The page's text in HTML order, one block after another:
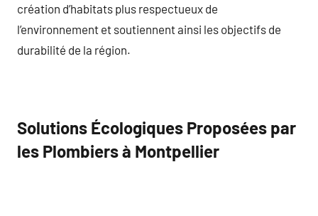
création d’habitats plus respectueux de
l’environnement et soutiennent ainsi les objectifs de
durabilité de la région.
Solutions Écologiques Proposées par
les Plombiers à Montpellier